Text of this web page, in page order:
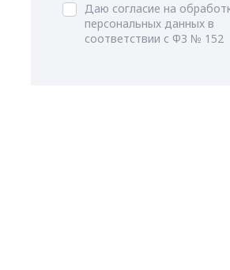
Даю согласие на
персональных данных в
соответствии с ФЗ № 152